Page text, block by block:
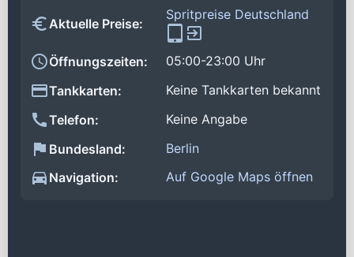
Aktuelle Preise:
Spritpreise Deutschland
Öffnungszeiten:
05:00-23:00 Uhr
Tankkarten:
Keine Tankkarten bekannt
Telefon:
Keine Angabe
Bundesland:
Berlin
Navigation:
Auf Google Maps öffnen